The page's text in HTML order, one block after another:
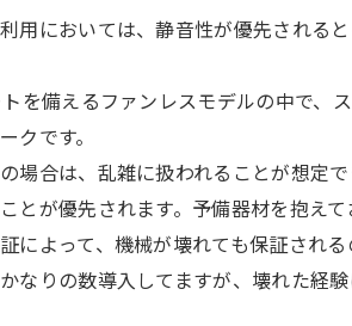
用においては、静音性が優先される
を備えるファンレスモデルの中で、
クです。
場合は、乱雑に扱われることが想定
とが優先されます。予備器材を抱え
によって、機械が壊れても保証され
かなりの数導入してますが、壊れた経験